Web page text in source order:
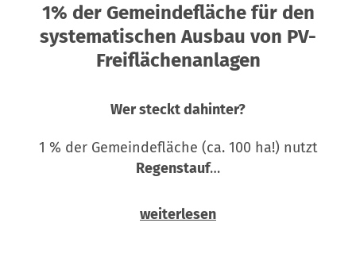
1% der Gemeindefläche für den
systematischen Ausbau von PV-
Freiflächenanlagen
Wer steckt dahinter?
1 % der Gemeindefläche (ca. 100 ha!) nutzt
Regenstauf…
weiterlesen